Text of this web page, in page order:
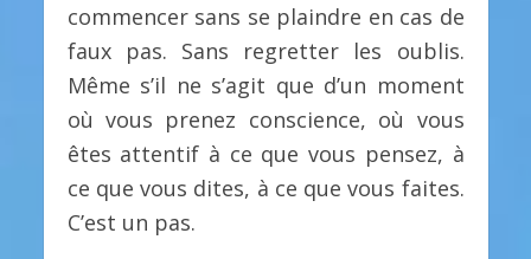
commencer sans se plaindre en cas de
faux pas. Sans regretter les oublis.
Même s’il ne s’agit que d’un moment
où vous prenez conscience, où vous
êtes attentif à ce que vous pensez, à
ce que vous dites, à ce que vous faites.
C’est un pas.